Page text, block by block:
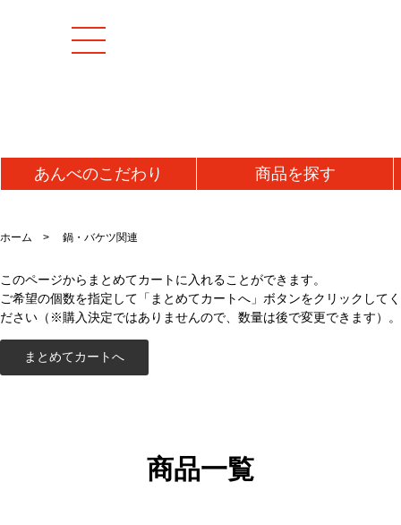
あんべのこだわり 商品を探す
[特集商品]
[お値打ち品]
初回お試し
送料無料・送料込み
ラムカタロース肉
ラム特選ロース肉
マトンロース肉(チルド)
マトンロース肉(解凍)
味噌
ホーム 鍋・バケツ関連
このページからまとめてカートに入れることができます。
ご希望の個数を指定して「まとめてカートへ」ボタンをクリックしてく
ださい（※購入決定ではありませんので、数量は後で変更できます）。
商品一覧